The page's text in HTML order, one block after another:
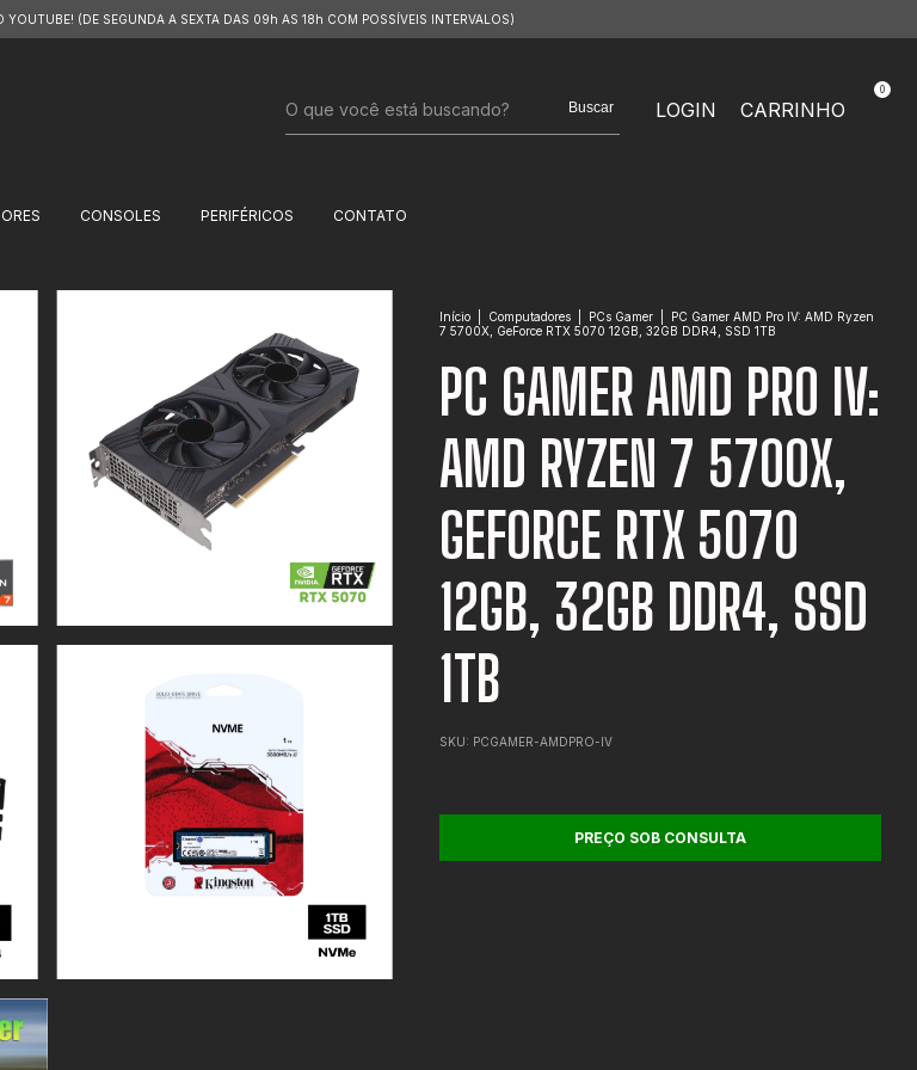
(DE SEGUNDA A SEXTA DAS 09h AS 18h COM POSSÍVEIS INTERVALOS)
Buscar LOGIN CARRINHO
0
CONSOLES PERIFÉRICOS CONTATO
Início Computadores PCs Gamer
PC Gamer AMD Pro IV: AMD Ryzen
7 5700X, GeForce RTX 5070 12GB, 32GB DDR4, SSD 1TB
PC GAMER AMD PRO IV:
AMD RYZEN 7 5700X,
GEFORCE RTX 5070
12GB, 32GB DDR4, SSD
1TB
SKU: PCGAMER-AMDPRO-IV